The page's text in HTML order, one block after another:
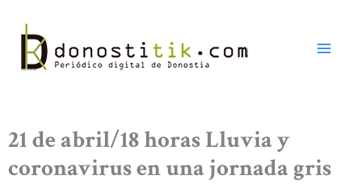
contenido
21 de abril/18 horas Lluvia y
coronavirus en una jornada gris